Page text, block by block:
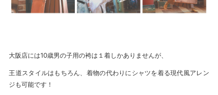
大阪店には10歳男の子用の袴は１着しかありませんが、
王道スタイルはもちろん、着物の代わりにシャツを着る現代風アレン
ジも可能です！